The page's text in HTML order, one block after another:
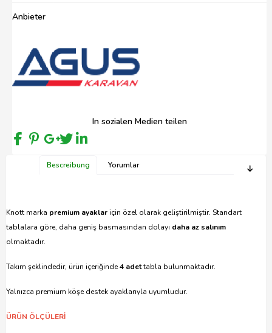
Anbieter
In sozialen Medien teilen
Bescreibung Yorumlar
Knott marka premium ayaklar için özel olarak geliştirilmiştir. Standart
tablalara göre, daha geniş basmasından dolayı daha az salınım
olmaktadır.
Takım şeklindedir, ürün içeriğinde4 adettabla bulunmaktadır.
Yalnızca premium köşe destek ayaklarıyla uyumludur.
ÜRÜN ÖLÇÜLERİ